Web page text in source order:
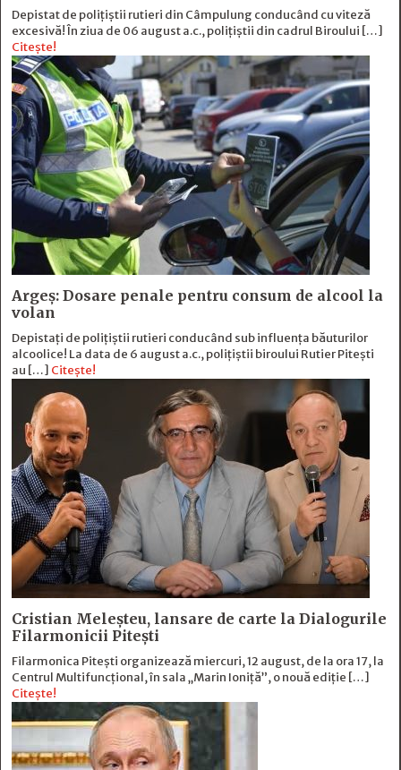
Depistat de polițiștii rutieri din Câmpulung conducând cu viteză
excesivă! În ziua de 06 august a.c., polițiștii din cadrul Biroului […]
Citește!
Argeș: Dosare penale pentru consum de alcool la
volan
Depistați de polițiștii rutieri conducând sub influența băuturilor
alcoolice! La data de 6 august a.c., polițiștii biroului Rutier Pitești
au […] Citește!
Cristian Meleșteu, lansare de carte la Dialogurile
Filarmonicii Pitești
Filarmonica Pitești organizează miercuri, 12 august, de la ora 17, la
Centrul Multifuncțional, în sala „Marin Ioniță”, o nouă ediție […]
Citește!